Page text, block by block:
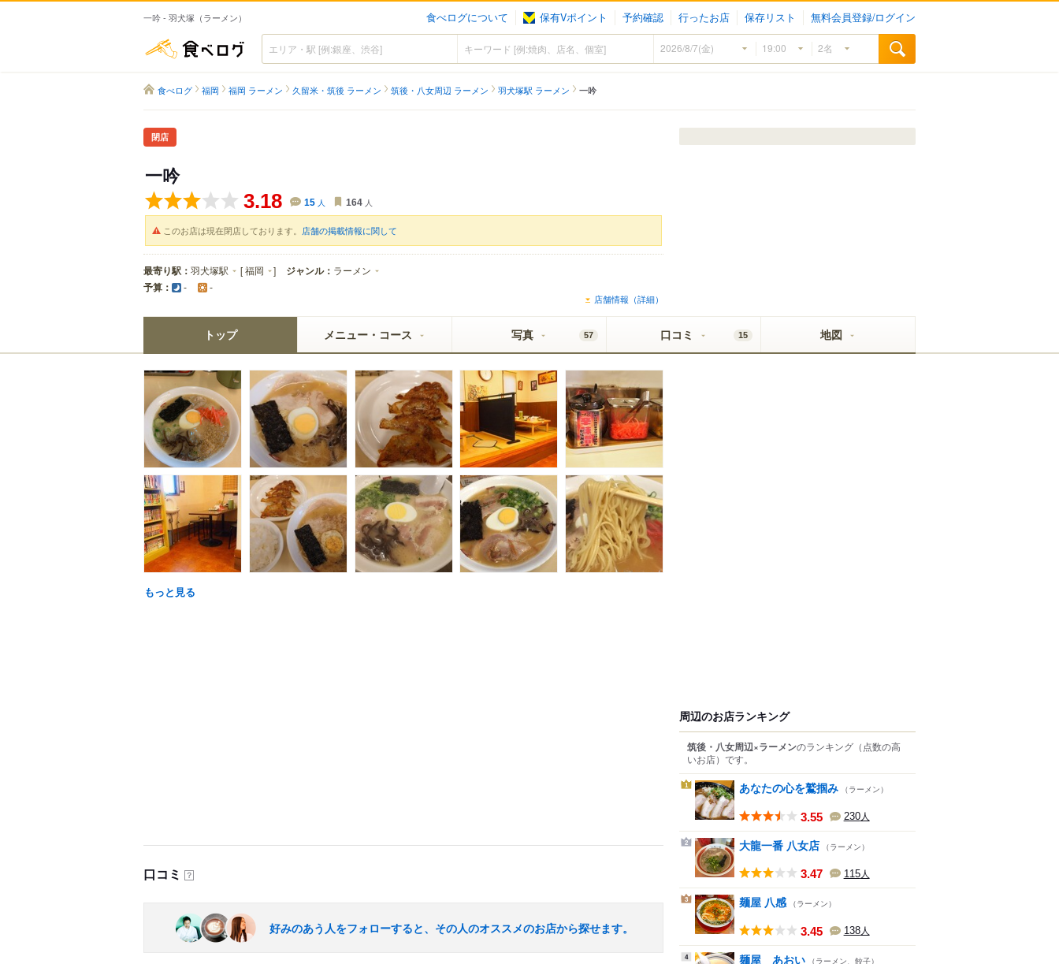
一吟 - 羽犬塚（ラーメン） 食べログについて 保有Vポイント 予約確認 行ったお店 保存リスト 無料会員登録/ログイン
食べログ
食べログ 福岡 福岡 ラーメン 久留米・筑後 ラーメン 筑後・八女周辺 ラーメン 羽犬塚駅 ラーメン 一吟
閉店
一吟
3.18 15 人 164 人
このお店は現在閉店しております。 店舗の掲載情報に関して
最寄り駅： 羽犬塚駅 [福岡 ] ジャンル： ラーメン
予算： - -
店舗情報（詳細）
トップ メニュー・コース 写真 57 口コミ 15 地図
もっと見る
口コミ ？
好みのあう人をフォローすると、その人のオススメのお店から探せます。
周辺のお店ランキング
筑後・八女周辺×ラーメンのランキング （点数の高
いお店） です。
1 あなたの心を鷲掴み （ラーメン）
3.55 230人
2 大龍一番 八女店 （ラーメン）
3.47 115人
3 麺屋 八感 （ラーメン）
3.45 138人
4 麺屋 あおい （ラーメン、餃子）